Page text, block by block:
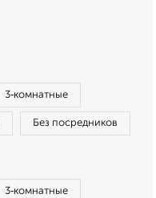
3‑комнатные
Без посредников
3‑комнатные